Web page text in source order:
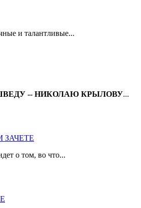
и талантливые...
ШВЕДУ -- НИКОЛАЮ КРЫЛОВУ...
о том, во что...